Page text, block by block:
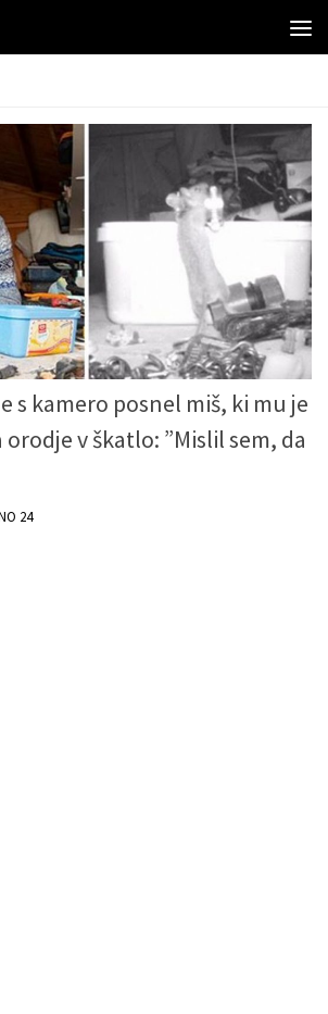
s kamero posnel miš, ki mu je
orodje v škatlo: ”Mislil sem, da
24